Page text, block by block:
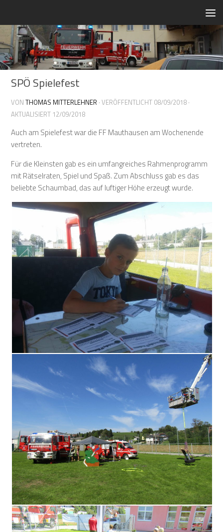
SPÖ Spielefest
VONTHOMAS MITTERLEHNER · VERÖFFENTLICHT 08/09/2018 ·
AKTUALISIERT 12/09/2018
Auch am Spielefest war die FF Mauthausen am Wochenende
vertreten.
Für die Kleinsten gab es ein umfangreiches Rahmenprogramm
mit Rätselraten, Spiel und Spaß. Zum Abschluss gab es das
beliebte Schaumbad, das auf luftiger Höhe erzeugt wurde.